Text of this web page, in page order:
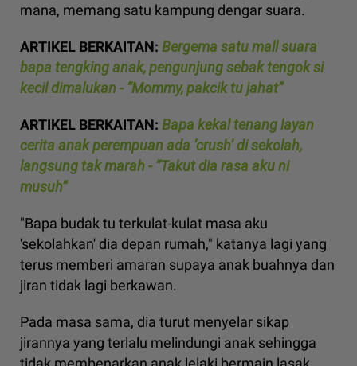
mana, memang satu kampung dengar suara.
ARTIKEL BERKAITAN: Bergema satu mall suara
bapa tengking anak, pengunjung sebak tengok si
kecil dimalukan - “Mommy, pakcik tu jahat”
ARTIKEL BERKAITAN: Bapa kekal tenang layan
cerita anak perempuan ada ‘crush’ di sekolah,
langsung tak marah - “Takut dia rasa aku ni
musuh”
"Bapa budak tu terkulat-kulat masa aku
'sekolahkan' dia depan rumah," katanya lagi yang
terus memberi amaran supaya anak buahnya dan
jiran tidak lagi berkawan.
Pada masa sama, dia turut menyelar sikap
jirannya yang terlalu melindungi anak sehingga